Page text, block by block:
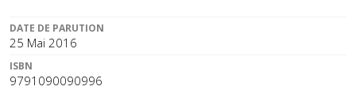
DATE DE PARUTION
25 Mai 2016
ISBN
9791090090996